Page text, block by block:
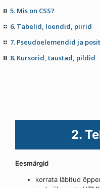
5. Mis on CSS?
6. Tabelid, loendid, piirid
7. Pseudoelemendid ja
8. Kursorid, taustad, pildid
2.
Eesmärgid
korrata läbitud